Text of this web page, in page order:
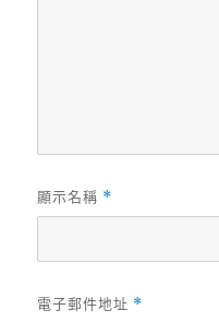
顯示名稱 *
電子郵件地址 *